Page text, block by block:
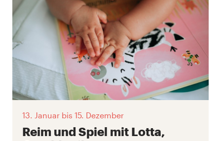
13. Januar bis 15. Dezember
Reim und Spiel mit Lotta,